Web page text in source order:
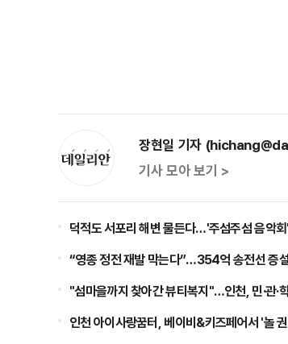
장현일 기자
기사 모아 보기 >
덕적도 서포리 해변 물든다…'주섬주섬 음악
“영종 정전 재발 막는다”…354억 송전선 증
"섬마을까지 찾아간 뷰티복지"…인천, 민·관·
인천 아이사랑꿈터, 베이비&키즈페어서 '놀